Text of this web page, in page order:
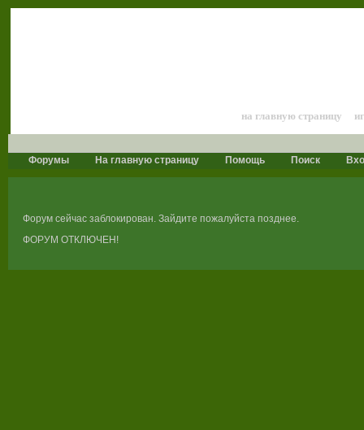
на главную страницу
Форумы На главную страницу Помощь Поиск
Форум сейчас заблокирован. Зайдите пожалуйста позднее.
ФОРУМ ОТКЛЮЧЕН!